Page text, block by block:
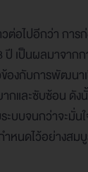
อไปอีกว่า การก่
ปี เป็นผลมาจาก
องกับการพัฒนา
กและซับซ้อน ดัง
บบจนกว่าจะมั่น
ำหนดไว้อย่างสม